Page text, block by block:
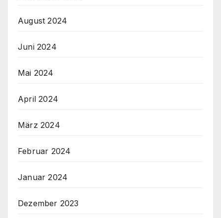
August 2024
Juni 2024
Mai 2024
April 2024
März 2024
Februar 2024
Januar 2024
Dezember 2023